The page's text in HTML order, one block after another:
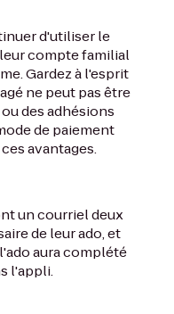
d'utiliser le
compte familial
Gardez à l'esprit
ne peut pas être
des adhésions
de paiement
avantages.
un courriel deux
de leur ado, et
aura complété
l'appli.